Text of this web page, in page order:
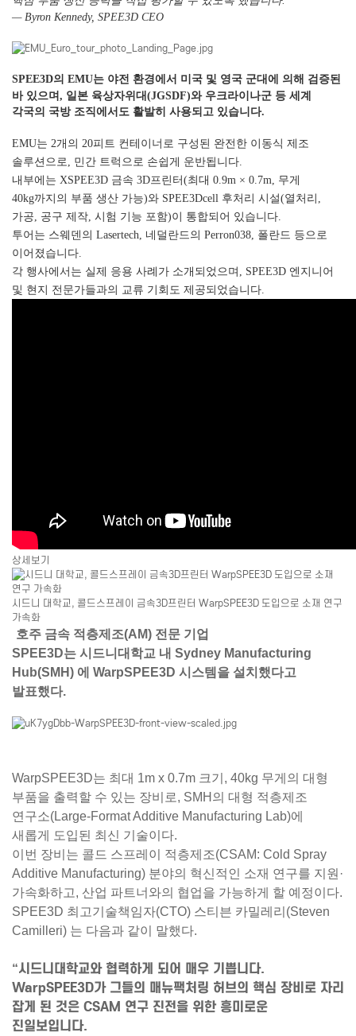
— Byron Kennedy, SPEE3D CEO
SPEE3D의 EMU는 야전 환경에서 미국 및 영국 군대에 의해 검증된
바 있으며, 일본 육상자위대(JGSDF)와 우크라이나군 등 세계
각국의 국방 조직에서도 활발히 사용되고 있습니다.
EMU는 2개의 20피트 컨테이너로 구성된 완전한 이동식 제조
솔루션으로, 민간 트럭으로 손쉽게 운반됩니다.
내부에는 XSPEE3D 금속 3D프린터(최대 0.9m × 0.7m, 무게
40kg까지의 부품 생산 가능)와 SPEE3Dcell 후처리 시설(열처리,
가공, 공구 제작, 시험 기능 포함)이 통합되어 있습니다.
투어는 스웨덴의 Lasertech, 네덜란드의 Perron038, 폴란드 등으로
이어졌습니다.
각 행사에서는 실제 응용 사례가 소개되었으며, SPEE3D 엔지니어
및 현지 전문가들과의 교류 기회도 제공되었습니다.
상세보기
시드니 대학교, 콜드스프레이 금속3D프린터 WarpSPEE3D 도입으로 소재 연구
가속화
호주 금속 적층제조(AM) 전문 기업
SPEE3D는 시드니대학교 내 Sydney Manufacturing
Hub(SMH) 에 WarpSPEE3D 시스템을 설치했다고
발표했다.
WarpSPEE3D는 최대 1m x 0.7m 크기, 40kg 무게의 대형
부품을 출력할 수 있는 장비로, SMH의 대형 적층제조
연구소(Large-Format Additive Manufacturing Lab)에
새롭게 도입된 최신 기술이다.
이번 장비는 콜드 스프레이 적층제조(CSAM: Cold Spray
Additive Manufacturing) 분야의 혁신적인 소재 연구를 지원·
가속화하고, 산업 파트너와의 협업을 가능하게 할 예정이다.
SPEE3D 최고기술책임자(CTO) 스티븐 카밀레리(Steven
Camilleri) 는 다음과 같이 말했다.
“시드니대학교와 협력하게 되어 매우 기쁩니다.
WarpSPEE3D가 그들의 매뉴팩처링 허브의 핵심 장비로 자리
잡게 된 것은 CSAM 연구 진전을 위한 흥미로운
진일보입니다.